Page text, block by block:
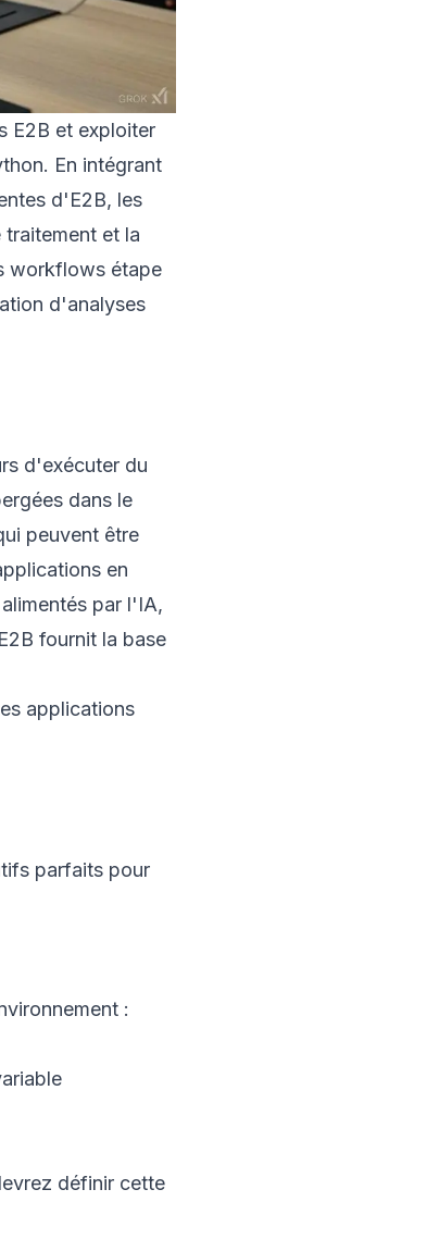
E2B et exploiter
En intégrant
d'E2B, les
et la
workflows étape
d'analyses
d'exécuter du
dans le
peuvent être
en
par l'IA,
fournit la base
applications
parfaits pour
:
définir cette